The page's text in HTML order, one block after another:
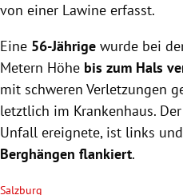
von einer Lawine erfasst.
Eine 56-Jährige wurde bei
Metern Höhe bis zum Hals
mit schweren Verletzungen
letztlich im Krankenhaus.
Unfall ereignete, ist links
Berghängen flankiert.
Salzburg